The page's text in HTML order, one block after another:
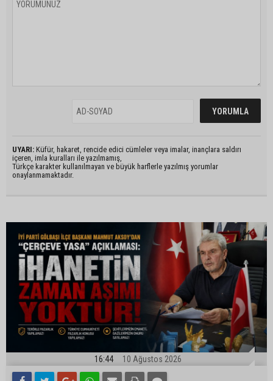
UYARI: Küfür, hakaret, rencide edici cümleler veya imalar, inançlara saldırı
içeren, imla kuralları ile yazılmamış,
Türkçe karakter kullanılmayan ve büyük harflerle yazılmış yorumlar
onaylanmamaktadır.
16:44 10 Ağustos 2026